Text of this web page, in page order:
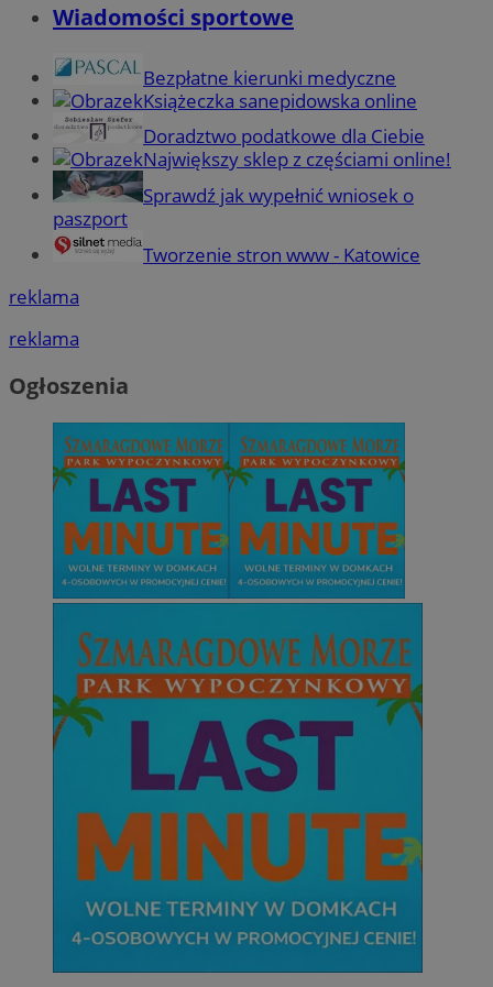
Wiadomości sportowe
Bezpłatne kierunki medyczne
Książeczka sanepidowska online
Doradztwo podatkowe dla Ciebie
Największy sklep z częściami online!
Sprawdź jak wypełnić wniosek o
paszport
Tworzenie stron www - Katowice
reklama
reklama
Ogłoszenia